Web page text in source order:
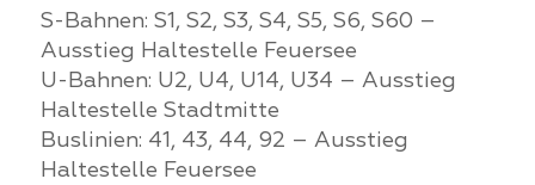
S-Bahnen: S1, S2, S3, S4, S5, S6, S60 –
Ausstieg Haltestelle Feuersee
U-Bahnen: U2, U4, U14, U34 – Ausstieg
Haltestelle Stadtmitte
Buslinien: 41, 43, 44, 92 – Ausstieg
Haltestelle Feuersee